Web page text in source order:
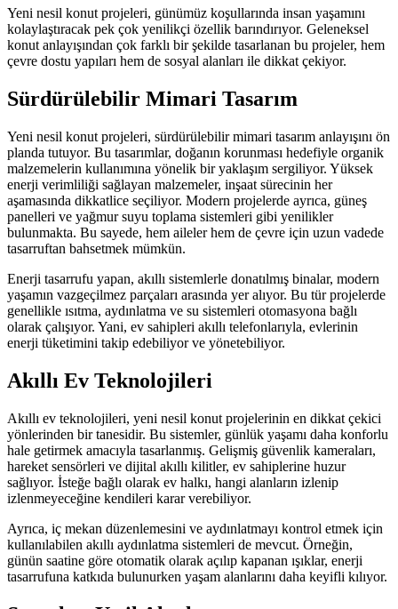
Yeni nesil konut projeleri, günümüz koşullarında insan yaşamını
kolaylaştıracak pek çok yenilikçi özellik barındırıyor. Geleneksel
konut anlayışından çok farklı bir şekilde tasarlanan bu projeler, hem
çevre dostu yapıları hem de sosyal alanları ile dikkat çekiyor.
Sürdürülebilir Mimari Tasarım
Yeni nesil konut projeleri, sürdürülebilir mimari tasarım anlayışını ön
planda tutuyor. Bu tasarımlar, doğanın korunması hedefiyle organik
malzemelerin kullanımına yönelik bir yaklaşım sergiliyor. Yüksek
enerji verimliliği sağlayan malzemeler, inşaat sürecinin her
aşamasında dikkatlice seçiliyor. Modern projelerde ayrıca, güneş
panelleri ve yağmur suyu toplama sistemleri gibi yenilikler
bulunmakta. Bu sayede, hem aileler hem de çevre için uzun vadede
tasarruftan bahsetmek mümkün.
Enerji tasarrufu yapan, akıllı sistemlerle donatılmış binalar, modern
yaşamın vazgeçilmez parçaları arasında yer alıyor. Bu tür projelerde
genellikle ısıtma, aydınlatma ve su sistemleri otomasyona bağlı
olarak çalışıyor. Yani, ev sahipleri akıllı telefonlarıyla, evlerinin
enerji tüketimini takip edebiliyor ve yönetebiliyor.
Akıllı Ev Teknolojileri
Akıllı ev teknolojileri, yeni nesil konut projelerinin en dikkat çekici
yönlerinden bir tanesidir. Bu sistemler, günlük yaşamı daha konforlu
hale getirmek amacıyla tasarlanmış. Gelişmiş güvenlik kameraları,
hareket sensörleri ve dijital akıllı kilitler, ev sahiplerine huzur
sağlıyor. İsteğe bağlı olarak ev halkı, hangi alanların izlenip
izlenmeyeceğine kendileri karar verebiliyor.
Ayrıca, iç mekan düzenlemesini ve aydınlatmayı kontrol etmek için
kullanılabilen akıllı aydınlatma sistemleri de mevcut. Örneğin,
günün saatine göre otomatik olarak açılıp kapanan ışıklar, enerji
tasarrufuna katkıda bulunurken yaşam alanlarını daha keyifli kılıyor.